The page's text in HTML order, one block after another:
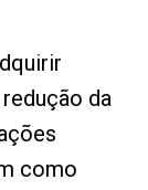
da
como